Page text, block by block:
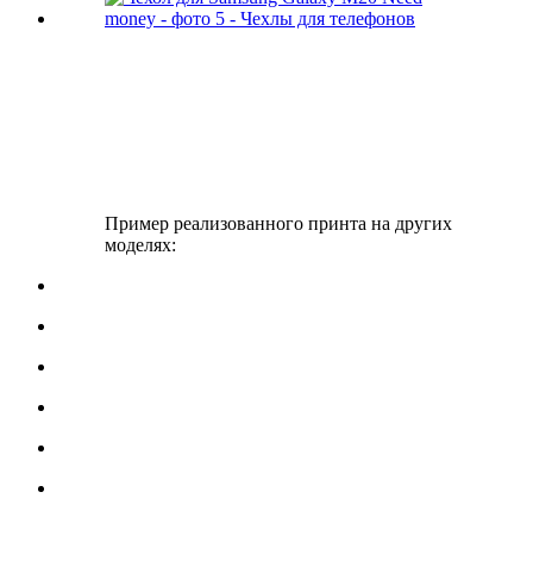
Пример реализованного принта на других
моделях: